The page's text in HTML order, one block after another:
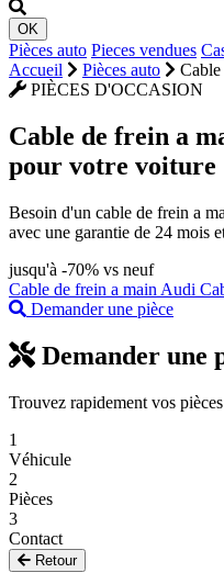
OK
Pièces auto Pieces vendues
Accueil
Pièces auto
PIÈCES D'OCCASION
Cable de frein a
pour votre voiture
Besoin d'un cable de frein a
avec une garantie de 24 mois
jusqu'à -70% vs neuf
Cable de frein a main Audi
Demander une pièce
Demander une
Trouvez rapidement vos
1
Véhicule
2
Pièces
3
Contact
Retour